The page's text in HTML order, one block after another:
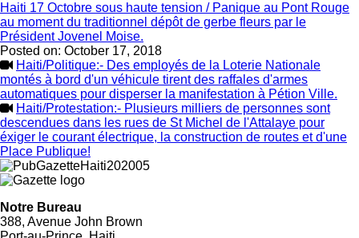
Haiti 17 Octobre sous haute tension / Panique au Pont Rouge
au moment du traditionnel dépôt de gerbe fleurs par le
Président Jovenel Moise.
Posted on: October 17, 2018
Haiti/Politique:- Des employés de la Loterie Nationale
montés à bord d'un véhicule tirent des raffales d'armes
automatiques pour disperser la manifestation à Pétion Ville.
Haiti/Protestation:- Plusieurs milliers de personnes sont
descendues dans les rues de St Michel de l'Attalaye pour
éxiger le courant électrique, la construction de routes et d'une
Place Publique!
Notre Bureau
388, Avenue John Brown